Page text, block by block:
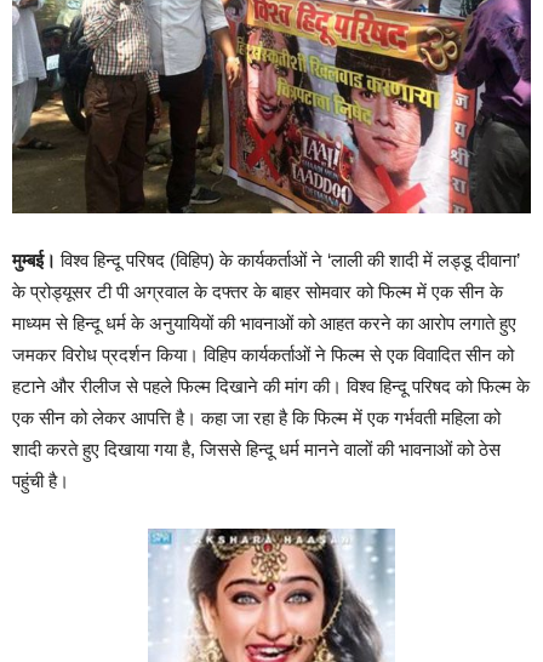
मुम्बई। विश्व हिन्दू परिषद (विहिप) के कार्यकर्ताओं ने ‘लाली की शादी में लड्डू दीवाना’
के प्रोड्यूसर टी पी अग्रवाल के दफ्तर के बाहर सोमवार को फिल्म में एक सीन के
माध्यम से हिन्दू धर्म के अनुयायियों की भावनाओं को आहत करने का आरोप लगाते हुए
जमकर विरोध प्रदर्शन किया। विहिप कार्यकर्ताओं ने फिल्म से एक विवादित सीन को
हटाने और रीलीज से पहले फिल्म दिखाने की मांग की। विश्व हिन्दू परिषद को फिल्म के
एक सीन को लेकर आपत्ति‍ है। कहा जा रहा है कि फिल्म में एक गर्भवती महिला को
शादी करते हुए दिखाया गया है, जिससे हिन्दू धर्म मानने वालों की भावनाओं को ठेस
पहुंची है।